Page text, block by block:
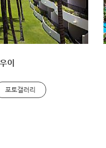
이
포토갤러리